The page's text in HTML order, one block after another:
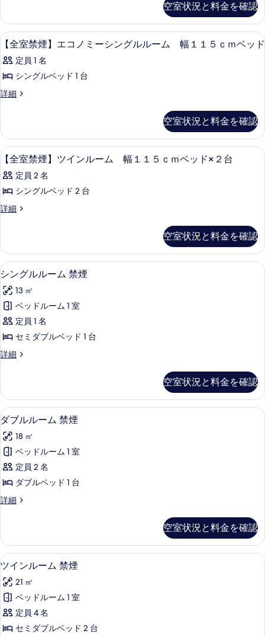
み
条
件
グ
ル
ル
ー
ム
幅
５
ｃ
ｍ
ベ
ド
す
べ
て
の
写
真
を
表
る
シ
ン
グ
ル
ー
幅
ｃ
ｍ
ベ
ッ
ド
の
詳
細
空室状況と料金を確認
【全
室
禁
煙】
エ
ノ
ミ
ー
シ
ン
グ
ー
ム
幅
１
１
５
ｍ
ッ
ド
の
す
べ
て
の
写
表
示
す
る
セーフティボックス (室内)、デスク
1
【全室禁煙】エコノミーシングルルーム 幅１１５ｃｍベッド
定員 1 名
シングルベッド 1 台
詳細
【全
エ
コ
ノ
ー
シ
グ
ム
幅
１
１
５
ｃ
ｍ
ベ
ッ
ド
の
空室状況と料金を確認
【全
室
禁
煙】
ツ
ン
ル
ー
ム
幅
１
１
５
ベ
ッ
ド
×
２
台
の
す
て
の
写
真
を
表
示
セーフティボックス (室内)、デスク
1
【全室禁煙】ツインルーム 幅１１５ｃｍベッド×２台
定員 2 名
シングルベッド 2 台
詳細
【全
ツ
イ
ン
ー
ム
幅
１
１
ｃ
ド
×
２
台
の
詳
細
空室状況と料金を確認
シ
ン
グ
ル
ル
ム
煙
の
す
べ
て
の
写
真
示
す
る
シングルルーム 禁煙 | セーフティボ
5
シングルルーム 禁煙
13 ㎡
ベッドルーム 1 室
定員 1 名
セミダブルベッド 1 台
詳細
シ
ル
ー
ム
禁
煙
の
詳
細
空室状況と料金を確認
ダ
ブ
ル
ル
ー
禁
の
す
べ
て
の
写
真
セーフティボックス (室内)、デスク
5
ダブルルーム 禁煙
18 ㎡
ベッドルーム 1 室
定員 2 名
ダブルベッド 1 台
詳細
ダ
ー
ム
禁
の
詳
細
空室状況と料金を確認
ツ
イ
ン
ル
ー
セーフティボックス (室内)、デスク
5
ツインルーム 禁煙
21 ㎡
ベッドルーム 1 室
定員 4 名
セミダブルベッド 2 台